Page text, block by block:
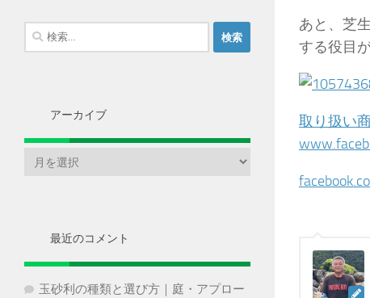
あと、芝
する役目
取り扱い
検
索:
アーカイブ
最近のコメント
玉砂利の種類と選び方｜庭・アプロー